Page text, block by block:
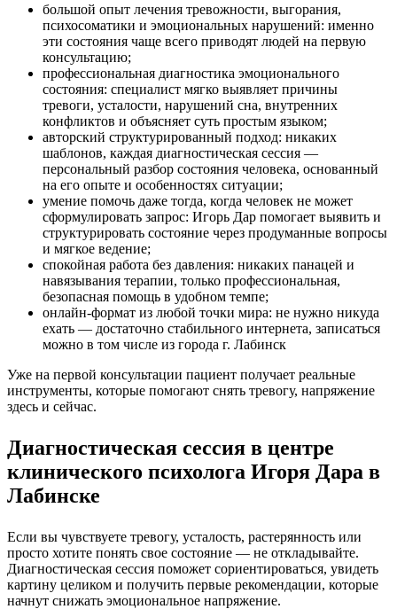
большой опыт лечения тревожности, выгорания,
психосоматики и эмоциональных нарушений: именно
эти состояния чаще всего приводят людей на первую
консультацию;
профессиональная диагностика эмоционального
состояния: специалист мягко выявляет причины
тревоги, усталости, нарушений сна, внутренних
конфликтов и объясняет суть простым языком;
авторский структурированный подход: никаких
шаблонов, каждая диагностическая сессия —
персональный разбор состояния человека, основанный
на его опыте и особенностях ситуации;
умение помочь даже тогда, когда человек не может
сформулировать запрос: Игорь Дар помогает выявить и
структурировать состояние через продуманные вопросы
и мягкое ведение;
спокойная работа без давления: никаких панацей и
навязывания терапии, только профессиональная,
безопасная помощь в удобном темпе;
онлайн-формат из любой точки мира: не нужно никуда
ехать — достаточно стабильного интернета, записаться
можно в том числе из города г. Лабинск
Уже на первой консультации пациент получает реальные
инструменты, которые помогают снять тревогу, напряжение
здесь и сейчас.
Диагностическая сессия в центре
клинического психолога Игоря Дара в
Лабинске
Если вы чувствуете тревогу, усталость, растерянность или
просто хотите понять свое состояние — не откладывайте.
Диагностическая сессия поможет сориентироваться, увидеть
картину целиком и получить первые рекомендации, которые
начнут снижать эмоциональное напряжение.